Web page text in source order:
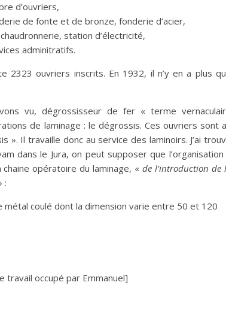
d’ouvriers,
de fonte et de bronze, fonderie d’acier,
station d’électricité,
adminitratifs.
2323 ouvriers inscrits. En 1932, il n’y en a plus
vu, dégrossisseur de fer « terme
de laminage : le dégrossis. Ces ouvriers sont
Il travaille donc au service des laminoirs. J’ai
dans le Jura, on peut supposer que l’organisation
opératoire du laminage, «de l’introduction de
:
coulé dont la dimension varie entre 50 et 120
occupé par Emmanuel]